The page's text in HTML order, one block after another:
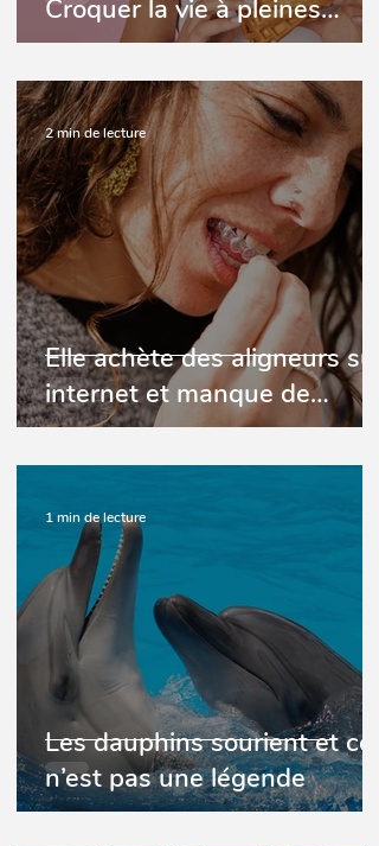
Croquer la vie à pleines
dents"
Elle achète des aligneurs sur
internet et manque de
perdre ses dents !
2 min de lecture
Les dauphins sourient et ce
n’est pas une légende
1 min de lecture